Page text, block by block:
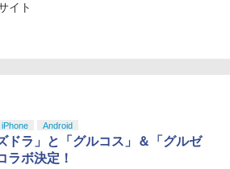
イト
iPhone Android
ドラ」と「グルコス」＆「グルゼ
ラボ決定！